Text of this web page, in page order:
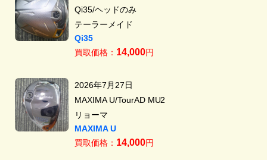
Qi35/ヘッドのみ
テーラーメイド
Qi35
買取価格： 14,000円
2026年7月27日
MAXIMA U/TourAD MU2
リョーマ
MAXIMA U
買取価格： 14,000円